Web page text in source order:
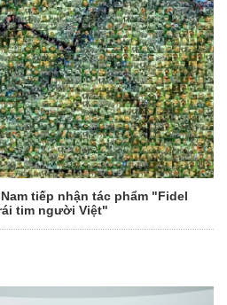
tiếp nhận tác phẩm "Fidel
tim người Việt"